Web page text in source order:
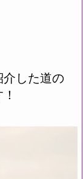
した道の